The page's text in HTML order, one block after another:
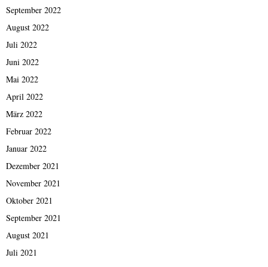
September 2022
August 2022
Juli 2022
Juni 2022
Mai 2022
April 2022
März 2022
Februar 2022
Januar 2022
Dezember 2021
November 2021
Oktober 2021
September 2021
August 2021
Juli 2021